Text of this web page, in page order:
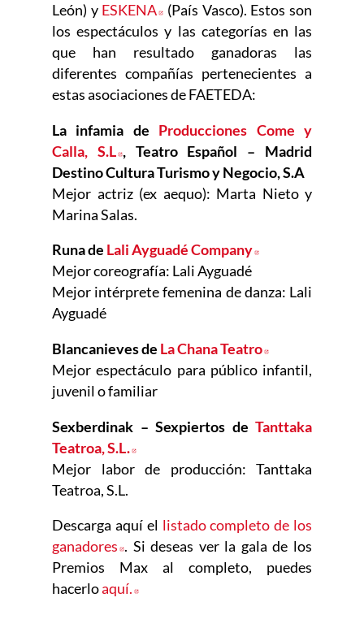
León) y ESKENA Abre en nueva ventana
(País Vasco). Estos son
los espectáculos y las categorías en las
que han resultado ganadoras las
diferentes compañías pertenecientes a
estas asociaciones de FAETEDA:
La infamia de Producciones Come y
Calla, S.L Abre en nueva ventana
, Teatro Español – Madrid
Destino Cultura Turismo y Negocio, S.A
Mejor actriz (ex aequo): Marta Nieto y
Marina Salas.
Runa de Lali Ayguadé Company
Mejor coreografía: Lali Ayguadé
Mejor intérprete femenina de danza: Lali
Ayguadé
Blancanieves de La Chana Teatro
Mejor espectáculo para público infantil,
juvenil o familiar
Sexberdinak – Sexpiertos de Tanttaka
Teatroa, S.L.
Mejor labor de producción: Tanttaka
Teatroa, S.L.
Descarga aquí el listado completo de los
ganadores Abre en nueva ventana
. Si deseas ver la gala de los
Premios Max al completo, puedes
hacerloaquí.